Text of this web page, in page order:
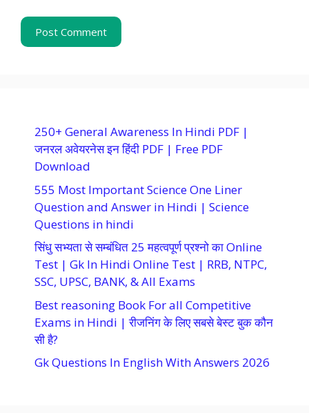
250+ General Awareness In Hindi PDF |
जनरल अवेयरनेस इन हिंदी PDF | Free PDF
Download
555 Most Important Science One Liner
Question and Answer in Hindi | Science
Questions in hindi
सिंधु सभ्यता से सम्बंधित 25 महत्वपूर्ण प्रश्नो का Online
Test | Gk In Hindi Online Test | RRB, NTPC,
SSC, UPSC, BANK, & All Exams
Best reasoning Book For all Competitive
Exams in Hindi | रीजनिंग के लिए सबसे बेस्ट बुक कौन
सी है?
Gk Questions In English With Answers 2026